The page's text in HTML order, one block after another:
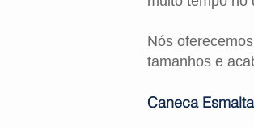
Nós
tamanhos e
Caneca